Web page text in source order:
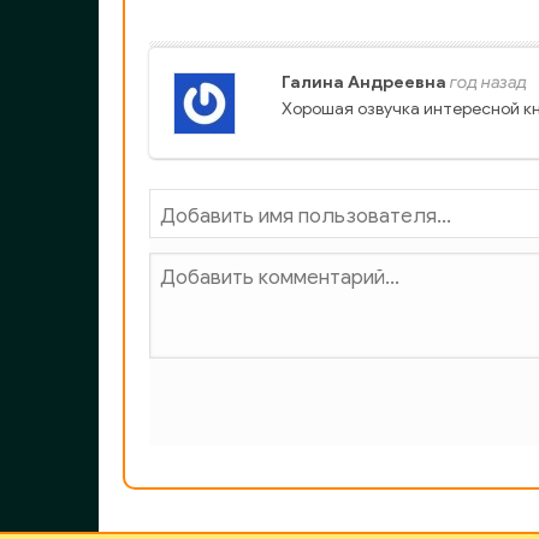
36_Glava-06-3
37_Glava-06-4
38_Glava-06-5
39_Glava-06-6
44_Glava-08-2
45_Glava-08-3
Галина Андреевна год назад
Хорошая озвучка интересной